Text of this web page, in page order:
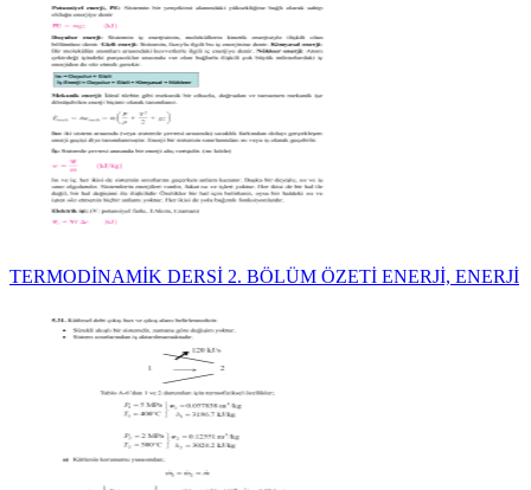
TERMODİNAMİK DERSİ 2. BÖLÜM ÖZETİ ENERJİ, ENERJİ